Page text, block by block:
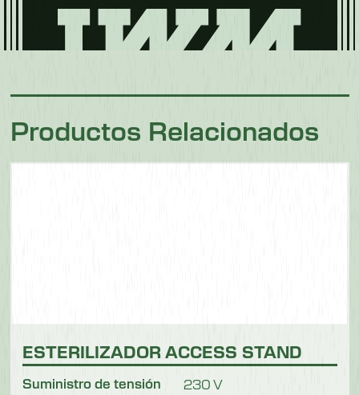
mascotas
Productos Relacionados
ESTERILIZADOR ACCESS STAND
Suministro de tensión 230 V